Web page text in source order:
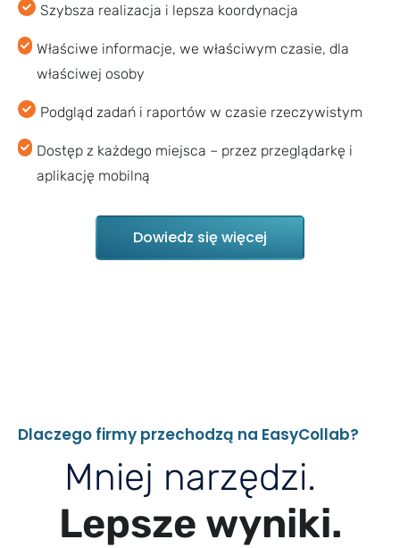
Szybsza realizacja i lepsza koordynacja
Właściwe informacje, we właściwym czasie, dla
właściwej osoby
Podgląd zadań i raportów w czasie rzeczywistym
Dostęp z każdego miejsca – przez przeglądarkę i
aplikację mobilną
Dowiedz się więcej
Dlaczego firmy przechodzą na EasyCollab?
Mniej narzędzi.
Lepsze wyniki.